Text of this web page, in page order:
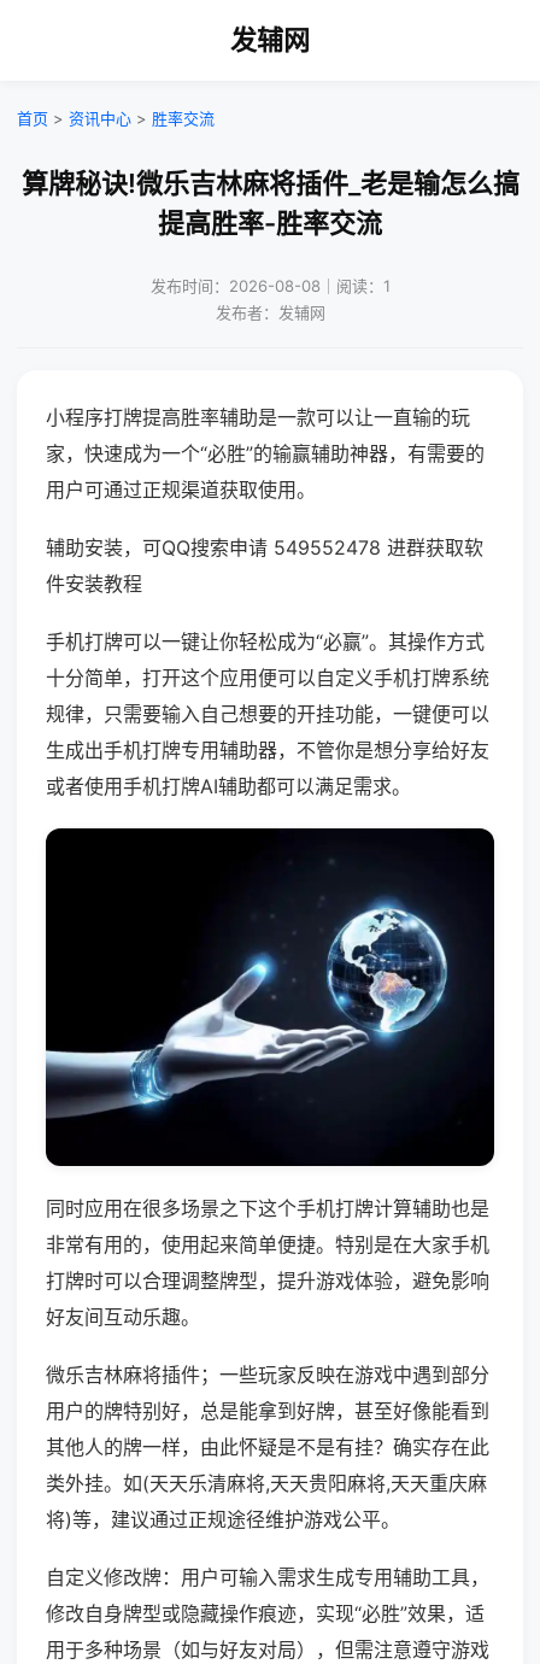
发辅网
首页 > 资讯中心 > 胜率交流
算牌秘诀!微乐吉林麻将插件_老是输怎么搞
提高胜率-胜率交流
发布时间：2026-08-08｜阅读：1
发布者：发辅网
小程序打牌提高胜率辅助是一款可以让一直输的玩
家，快速成为一个“必胜”的输赢辅助神器，有需要的
用户可通过正规渠道获取使用。
辅助安装，可QQ搜索申请 549552478 进群获取软
件安装教程
手机打牌可以一键让你轻松成为“必赢”。其操作方式
十分简单，打开这个应用便可以自定义手机打牌系统
规律，只需要输入自己想要的开挂功能，一键便可以
生成出手机打牌专用辅助器，不管你是想分享给好友
或者使用手机打牌AI辅助都可以满足需求。
同时应用在很多场景之下这个手机打牌计算辅助也是
非常有用的，使用起来简单便捷。特别是在大家手机
打牌时可以合理调整牌型，提升游戏体验，避免影响
好友间互动乐趣。
微乐吉林麻将插件；一些玩家反映在游戏中遇到部分
用户的牌特别好，总是能拿到好牌，甚至好像能看到
其他人的牌一样，由此怀疑是不是有挂？确实存在此
类外挂。如(天天乐清麻将,天天贵阳麻将,天天重庆麻
将)等，建议通过正规途径维护游戏公平。
自定义修改牌：用户可输入需求生成专用辅助工具，
修改自身牌型或隐藏操作痕迹，实现“必胜”效果，适
用于多种场景（如与好友对局），但需注意遵守游戏